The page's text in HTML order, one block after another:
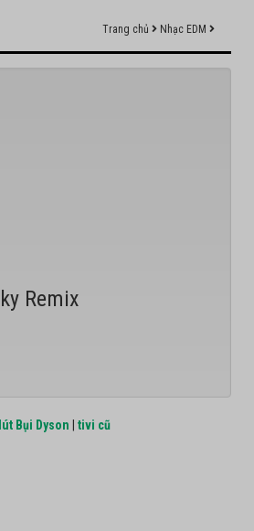
Trang chủ Nhạc EDM
Remix
Bụi Dyson tivi cũ